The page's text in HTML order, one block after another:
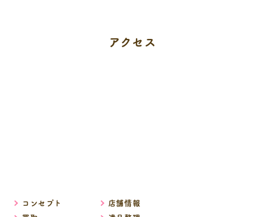
アクセス
コンセプト
店舗情報